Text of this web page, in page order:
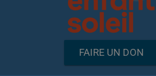
FAIRE UN DON